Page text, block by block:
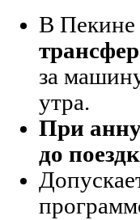
В
трансфер
за
утра.
При
до